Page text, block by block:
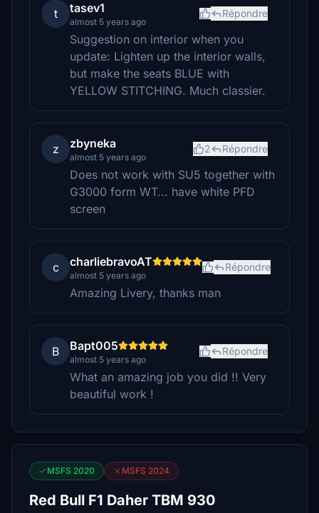
t tasev1
almost 5 years ago
Répondre
Suggestion on interior when you
update: Lighten up the interior walls,
but make the seats BLUE with
YELLOW STITCHING. Much classier.
z zbyneka
almost 5 years ago
2 Répondre
Does not work with SU5 together with
G3000 form WT... have white PFD
screen
c charliebravoAT
almost 5 years ago
Répondre
Amazing Livery, thanks man
B Bapt005
almost 5 years ago
Répondre
What an amazing job you did !! Very
beautiful work !
MSFS 2020 MSFS 2024
Red Bull F1 Daher TBM 930